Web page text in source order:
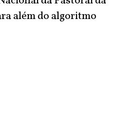
além do algoritmo